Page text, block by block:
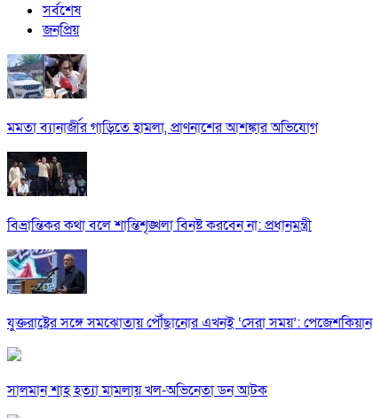
সর্বশেষ
জনপ্রিয়
মমতা ব্যানার্জীর গাড়িতে হামলা, প্রাণনাশের আশঙ্কার অভিযোগ
বিভ্রান্তিকর কথা বলে শান্তিশৃঙ্খলা বিনষ্ট করবেন না: প্রধানমন্ত্রী
যুক্তরাষ্ট্রের সঙ্গে সমঝোতায় পৌঁছানোর এখনই ‘সেরা সময়’: পেজেশকিয়ান
সালমান শাহ হত্যা মামলায় খল-অভিনেতা ডন আটক